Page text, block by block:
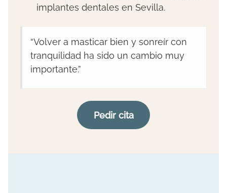
implantes dentales en Sevilla.
“Volver a masticar bien y sonreír con
tranquilidad ha sido un cambio muy
importante.”
Pedir cita